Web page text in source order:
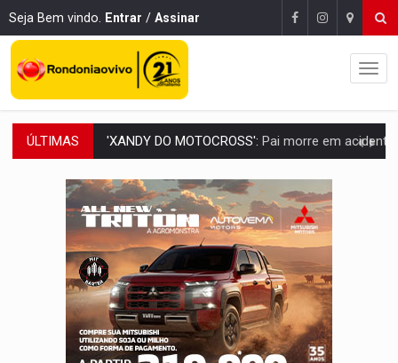
Seja Bem vindo. Entrar / Assinar
ÚLTIMAS PESO DO VOTO:Cinco maiores colégios eleitorais concentram 53,7% dos
COLUNA SEMANAL:Largada foi dada e candidatos ao Governo de RO partem
SOB SUSPEITA:Entrega de 286 máquinas em Rondônia coincide com
ARTIGO:Reter até 50% no distrato imobiliário é legal, mas não pode
DO HOSPITAL AO CAMPO:Veja as mais de 200 ações de Marcos
EXPANSÃO:Grupo Nova Era amplia presença em PVH e transforma Aramix
ROTA GLOBAL:PCC amplia presença internacional e transforma Brasil em